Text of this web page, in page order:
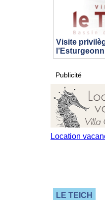
Visite
Publicité
LE TEICH